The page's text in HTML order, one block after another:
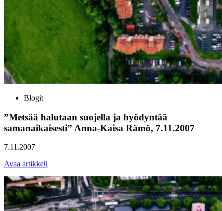
Blogit
”Metsää halutaan suojella ja hyödyntää
samanaikaisesti” Anna-Kaisa Rämö, 7.11.2007
7.11.2007
Avaa artikkeli